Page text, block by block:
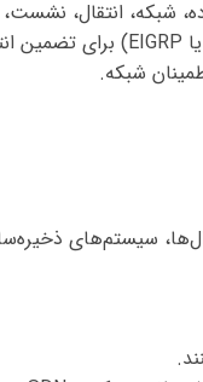
سیستم‌های